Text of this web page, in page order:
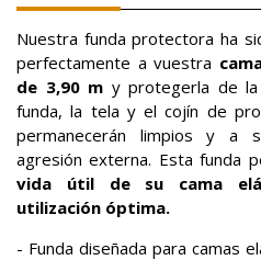
Nuestra funda protectora ha
perfectamente a vuestra
de 3,90 m y protegerla de la
funda, la tela y el cojín de
permanecerán limpios y a
agresión externa. Esta funda
vida útil de su cama
utilización óptima.
- Funda diseñada para camas